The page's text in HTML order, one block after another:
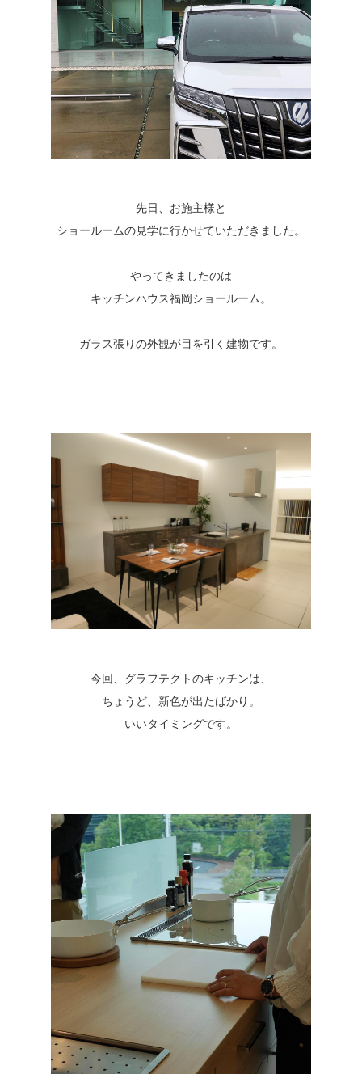
先日、お施主様と
ショールームの見学に行かせていただきました。
やってきましたのは
キッチンハウス福岡ショールーム。
ガラス張りの外観が目を引く建物です。
今回、グラフテクトのキッチンは、
ちょうど、新色が出たばかり。
いいタイミングです。